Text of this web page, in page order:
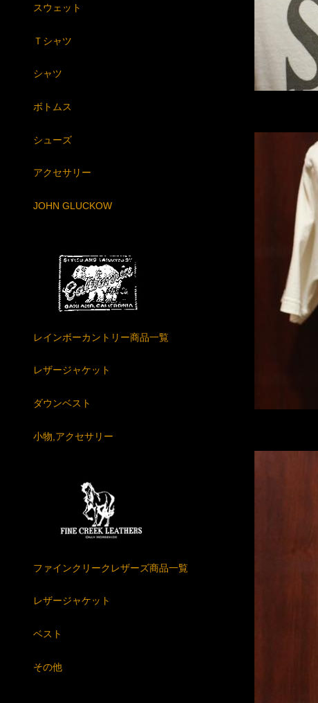
スウェット
Ｔシャツ
シャツ
ボトムス
シューズ
アクセサリー
JOHN GLUCKOW
レインボーカントリー商品一覧
レザージャケット
ダウンベスト
小物,アクセサリー
ファインクリークレザーズ商品一覧
レザージャケット
ベスト
その他